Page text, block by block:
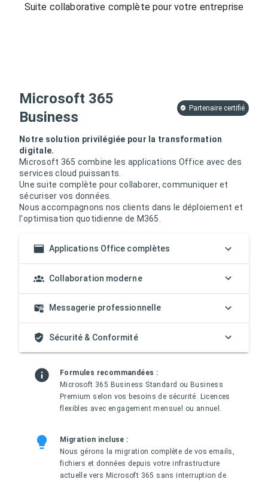
Suite collaborative complète pour votre entreprise
Microsoft 365
Business
Partenaire certifié
Notre solution privilégiée pour la transformation
digitale.
Microsoft 365 combine les applications Office avec des
services cloud puissants.
Une suite complète pour collaborer, communiquer et
sécuriser vos données.
Nous accompagnons nos clients dans le déploiement et
l'optimisation quotidienne de M365.
Applications Office complètes
Collaboration moderne
Messagerie professionnelle
Sécurité & Conformité
Formules recommandées :
Microsoft 365 Business Standard ou Business
Premium selon vos besoins de sécurité. Licences
flexibles avec engagement mensuel ou annuel.
Migration incluse :
Nous gérons la migration complète de vos emails,
fichiers et données depuis votre infrastructure
actuelle vers Microsoft 365 sans interruption de